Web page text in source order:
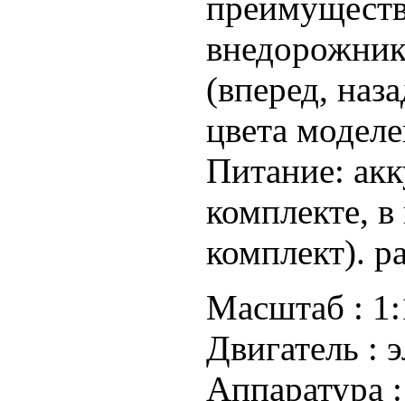
(вперед,
цвета
Питание:
комплекте, в
комплект).
Масштаб :
Двигатель :
Аппаратура